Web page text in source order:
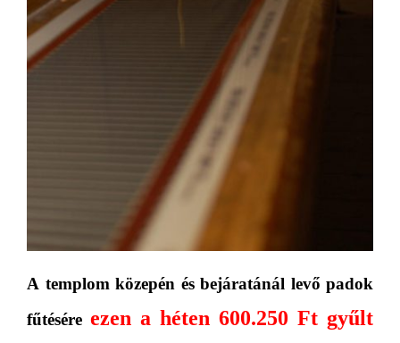
A templom közepén és bejáratánál levő padok
fűtésére ezen a héten 600.250 Ft gyűlt